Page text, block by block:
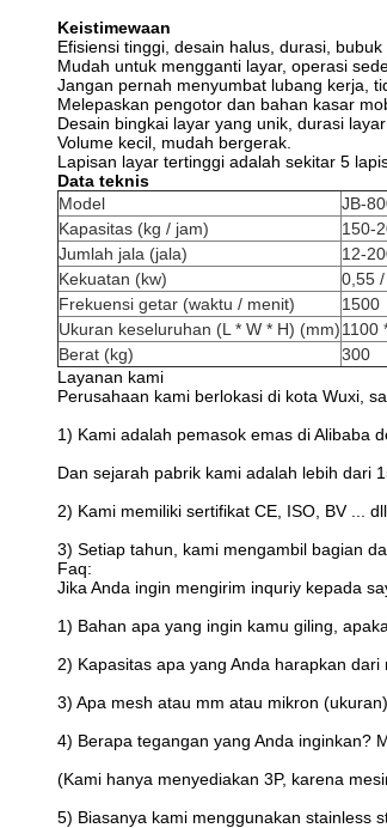
Keistimewaan
Efisiensi tinggi, desain halus, durasi,
Mudah untuk mengganti layar, operasi
Jangan pernah menyumbat lubang kerja,
Melepaskan pengotor dan bahan kasar
Desain bingkai layar yang unik, durasi
Volume kecil, mudah bergerak.
Lapisan layar tertinggi adalah sekitar 5
Data teknis
Model
JB-
Kapasitas (kg / jam)
150-
Jumlah jala (jala)
12-
Kekuatan (kw)
0,55
Frekuensi getar (waktu / menit)
1500
Ukuran keseluruhan (L * W * H) (mm)1100
Berat (kg)
300
Layanan kami
Perusahaan kami berlokasi di kota Wuxi,
1) Kami adalah pemasok emas di Alibaba
Dan sejarah pabrik kami adalah lebih dari
2) Kami memiliki sertifikat CE, ISO, BV ... dll.
3) Setiap tahun, kami mengambil bagian
Faq:
Jika Anda ingin mengirim inquriy kepada
1) Bahan apa yang ingin kamu giling,
2) Kapasitas apa yang Anda harapkan
3) Apa mesh atau mm atau mikron
4) Berapa tegangan yang Anda inginkan?
(Kami hanya menyediakan 3P, karena
5) Biasanya kami menggunakan stainless